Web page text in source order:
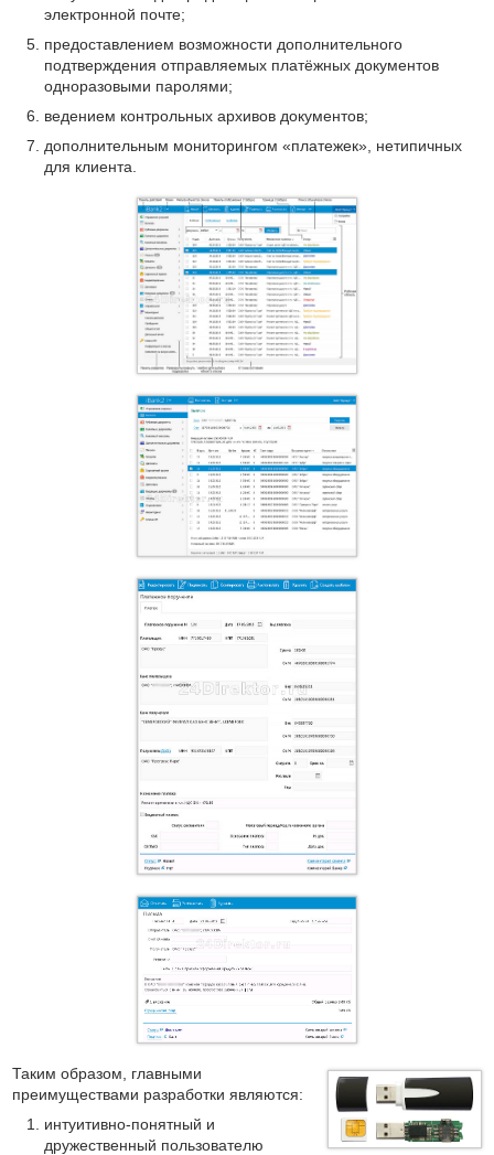
электронной почте;
предоставлением возможности дополнительного
подтверждения отправляемых платёжных документов
одноразовыми паролями;
ведением контрольных архивов документов;
дополнительным мониторингом «платежек», нетипичных
для клиента.
Таким образом, главными
преимуществами разработки являются:
интуитивно-понятный и
дружественный пользователю